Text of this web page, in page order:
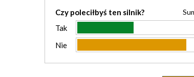
Czy poleciłbyś ten silnik?
Tak
Nie